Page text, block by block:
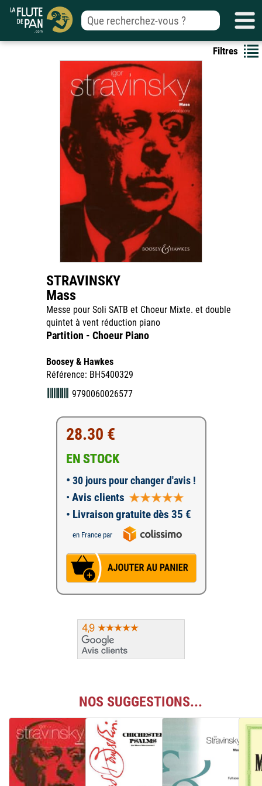
Filtres
STRAVINSKY
Mass
Messe pour Soli SATB et Choeur Mixte. et double
quintet à vent réduction piano
Partition - Choeur Piano
Boosey & Hawkes
Référence: BH5400329
9790060026577
28.30 €
EN STOCK
• 30 jours pour changer d'avis !
• Avis clients
• Livraison gratuite dès 35 €
en France par
NOS SUGGESTIONS...